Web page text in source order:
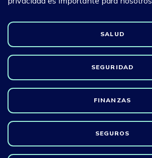
SALUD
SEGURIDAD
FINANZAS
SEGUROS